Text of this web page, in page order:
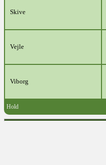
Skive
Vejle
Viborg
Hold